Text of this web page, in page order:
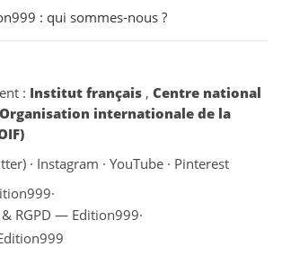
: qui sommes-nous ?
: Institut français , Centre national
Organisation internationale de la
· Instagram · YouTube · Pinterest
·
RGPD — Edition999·